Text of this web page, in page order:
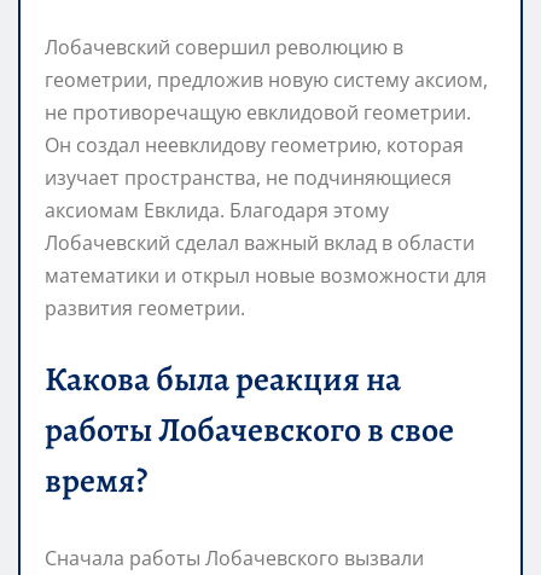
Лобачевский совершил революцию в
геометрии, предложив новую систему аксиом,
не противоречащую евклидовой геометрии.
Он создал неевклидову геометрию, которая
изучает пространства, не подчиняющиеся
аксиомам Евклида. Благодаря этому
Лобачевский сделал важный вклад в области
математики и открыл новые возможности для
развития геометрии.
Какова была реакция на
работы Лобачевского в свое
время?
Сначала работы Лобачевского вызвали